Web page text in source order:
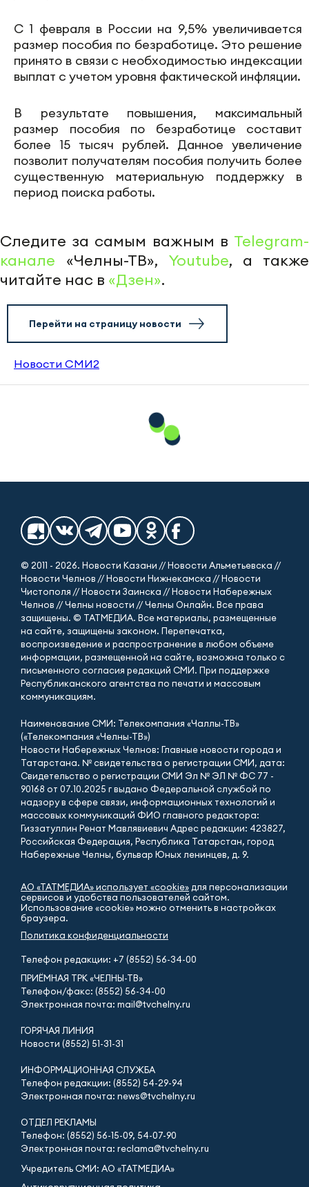
С 1 февраля в России на 9,5% увеличивается
размер пособия по безработице. Это решение
принято в связи с необходимостью индексации
выплат с учетом уровня фактической инфляции.
В результате повышения, максимальный
размер пособия по безработице составит
более 15 тысяч рублей. Данное увеличение
позволит получателям пособия получить более
существенную материальную поддержку в
период поиска работы.
Следите за самым важным в Telegram-
канале «Челны-ТВ», Youtube, а также
читайте нас в «Дзен».
Перейти на страницу новости
Новости СМИ2
© 2011 - 2026. Новости Казани // Новости Альметьевска //
Новости Челнов // Новости Нижнекамска // Новости
Чистополя // Новости Заинска // Новости Набережных
Челнов // Челны новости // Челны Онлайн. Все права
защищены. © ТАТМЕДИА. Все материалы, размещенные
на сайте, защищены законом. Перепечатка,
воспроизведение и распространение в любом объеме
информации, размещенной на сайте, возможна только с
письменного согласия редакций СМИ. При поддержке
Республиканского агентства по печати и массовым
коммуникациям.
Наименование СМИ: Телекомпания «Чаллы-ТВ»
(«Телекомпания «Челны-ТВ»)
Новости Набережных Челнов: Главные новости города и
Татарстана. № свидетельства о регистрации СМИ, дата:
Свидетельство о регистрации СМИ Эл № ЭЛ № ФС 77 -
90168 от 07.10.2025 г выдано Федеральной службой по
надзору в сфере связи, информационных технологий и
массовых коммуникаций ФИО главного редактора:
Гиззатуллин Ренат Мавлявиевич Адрес редакции: 423827,
Российская Федерация, Республика Татарстан, город
Набережные Челны, бульвар Юных ленинцев, д. 9.
АО «ТАТМЕДИА» использует «cookie» для персонализации
сервисов и удобства пользователей сайтом.
Использование «cookie» можно отменить в настройках
браузера.
Политика конфиденциальности
Телефон редакции: +7 (8552) 56-34-00
ПРИЁМНАЯ ТРК «ЧЕЛНЫ-ТВ»
Телефон/факс: (8552) 56-34-00
Электронная почта: mail@tvchelny.ru
ГОРЯЧАЯ ЛИНИЯ
Новости (8552) 51-31-31
ИНФОРМАЦИОННАЯ СЛУЖБА
Телефон редакции: (8552) 54-29-94
Электронная почта: news@tvchelny.ru
ОТДЕЛ РЕКЛАМЫ
Телефон: (8552) 56-15-09, 54-07-90
Электронная почта: reclama@tvchelny.ru
Учредитель СМИ: АО «ТАТМЕДИА»